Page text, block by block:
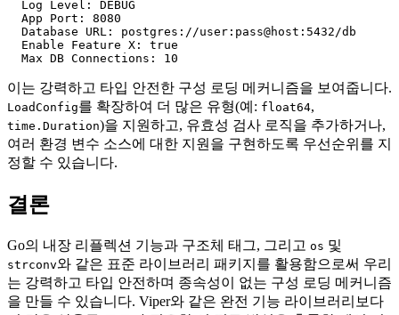
  Log Level: DEBUG
  App Port: 8080
  Database URL: postgres://user:pass@host:5432/db
  Enable Feature X: true
이는 강력하고 타입 안전한 구성 로딩 메커니즘을 보여줍니다.
LoadConfig를 확장하여 더 많은 유형(예: float64,
time.Duration)을 지원하고, 유효성 검사 로직을 추가하거나,
여러 환경 변수 소스에 대한 지원을 구현하도록 우선순위를 지
정할 수 있습니다.
결론
Go의 내장 리플렉션 기능과 구조체 태그, 그리고 os 및
strconv와 같은 표준 라이브러리 패키지를 활용함으로써 우리
는 강력하고 타입 안전하며 종속성이 없는 구성 로딩 메커니즘
을 만들 수 있습니다. Viper와 같은 완전 기능 라이브러리보다